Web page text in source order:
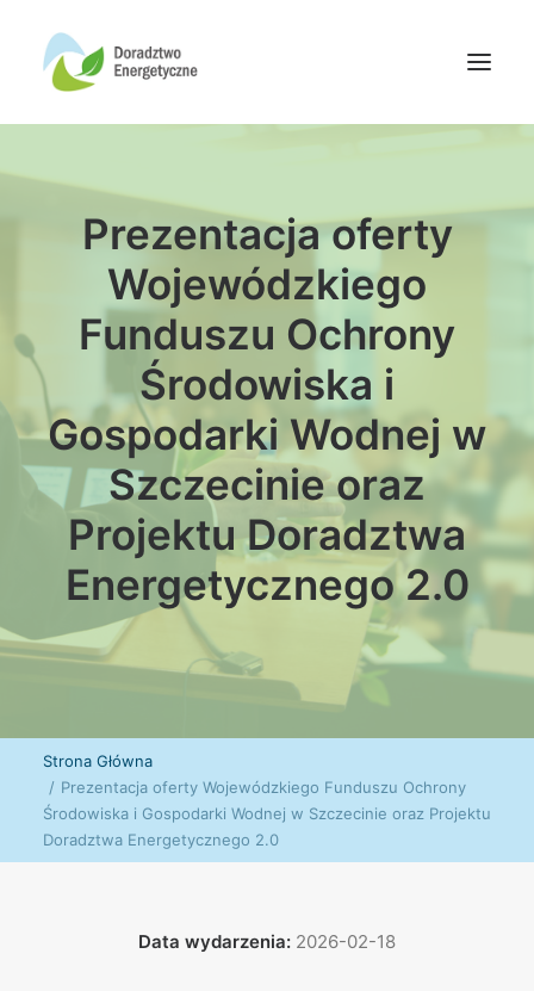
Oferta doradców
Aktualności
Wydarzenia
Oferta finansowania
Media
Kontakt
Wyszukiwanie
Prezentacja oferty
Wojewódzkiego
Funduszu Ochrony
Środowiska i
Gospodarki Wodnej w
Szczecinie oraz
Projektu Doradztwa
Energetycznego 2.0
Strona Główna
Prezentacja oferty Wojewódzkiego Funduszu Ochrony
Środowiska i Gospodarki Wodnej w Szczecinie oraz Projektu
Doradztwa Energetycznego 2.0
Data wydarzenia: 2026-02-18